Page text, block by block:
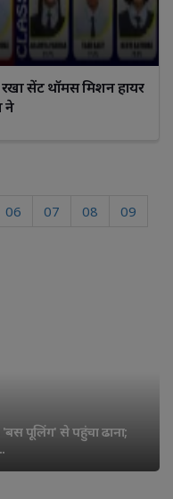
रखा सेंट थॉमस मिशन हायर
ने
06 07 08
09
विजयराघवगढ़ पुलिस ने